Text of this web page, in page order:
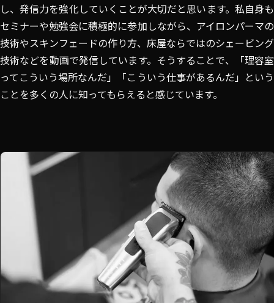
し、発信力を強化していくことが大切だと思います。私自身も
セミナーや勉強会に積極的に参加しながら、アイロンパーマの
技術やスキンフェードの作り方、床屋ならではのシェービング
技術などを動画で発信しています。そうすることで、「理容室
ってこういう場所なんだ」「こういう仕事があるんだ」という
ことを多くの人に知ってもらえると感じています。